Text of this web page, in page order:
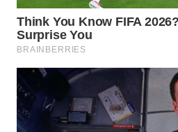
WAHANA
TANI
ADVOKAT
WAHANA
INFRASTRUKTUR